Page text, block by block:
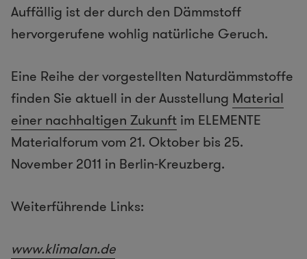
Auffällig ist der durch den Dämmstoff
hervorgerufene wohlig natürliche Geruch.
Eine Reihe der vorgestellten Naturdämmstoffe
finden Sie aktuell in der Ausstellung Material
einer nachhaltigen Zukunft im ELEMENTE
Materialforum vom 21. Oktober bis 25.
November 2011 in Berlin-Kreuzberg.
Weiterführende Links:
www.klimalan.de